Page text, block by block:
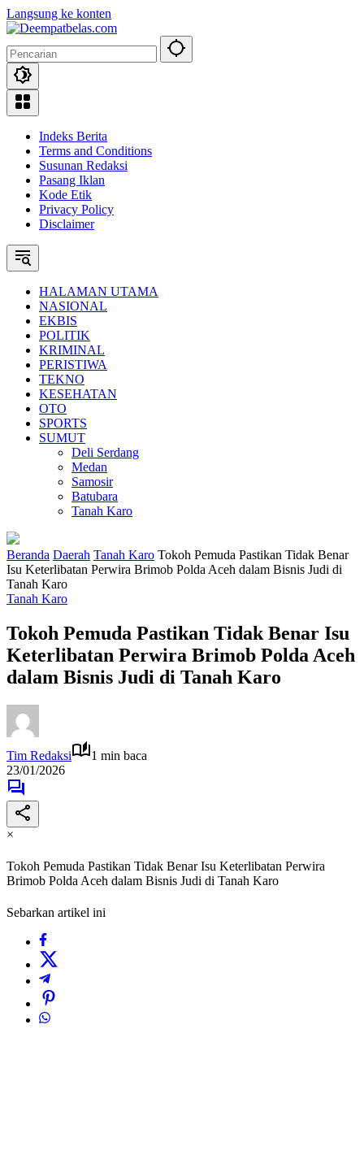
Langsung ke konten
Indeks Berita
Terms and Conditions
Susunan Redaksi
Pasang Iklan
Kode Etik
Privacy Policy
Disclaimer
HALAMAN UTAMA
NASIONAL
EKBIS
POLITIK
KRIMINAL
PERISTIWA
TEKNO
KESEHATAN
OTO
SPORTS
SUMUT
Deli Serdang
Medan
Samosir
Batubara
Tanah Karo
Beranda Daerah Tanah Karo Tokoh Pemuda Pastikan Tidak Benar
Isu Keterlibatan Perwira Brimob Polda Aceh dalam Bisnis Judi di
Tanah Karo
Tanah Karo
Tokoh Pemuda Pastikan Tidak Benar Isu
Keterlibatan Perwira Brimob Polda Aceh
dalam Bisnis Judi di Tanah Karo
Tim Redaksi
1 min baca
23/01/2026
×
Tokoh Pemuda Pastikan Tidak Benar Isu Keterlibatan Perwira
Brimob Polda Aceh dalam Bisnis Judi di Tanah Karo
Sebarkan artikel ini